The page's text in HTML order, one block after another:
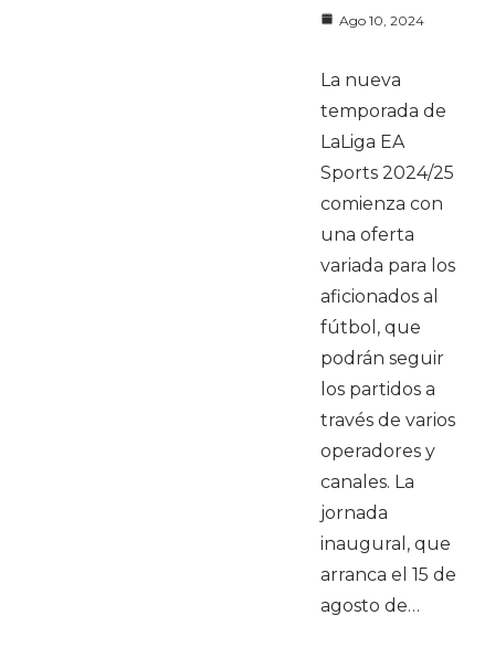
Ago 10, 2024
La nueva
temporada de
LaLiga EA
Sports 2024/25
comienza con
una oferta
variada para los
aficionados al
fútbol, que
podrán seguir
los partidos a
través de varios
operadores y
canales. La
jornada
inaugural, que
arranca el 15 de
agosto de…